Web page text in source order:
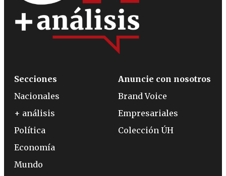
Secciones
Nacionales
+ análisis
Política
Economía
Mundo
Anuncie con nosotros
Brand Voice
Empresariales
Colección ÚH